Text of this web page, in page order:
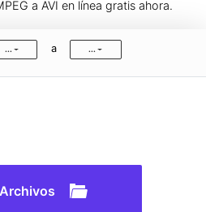
a AVI en línea gratis ahora.
... a ...